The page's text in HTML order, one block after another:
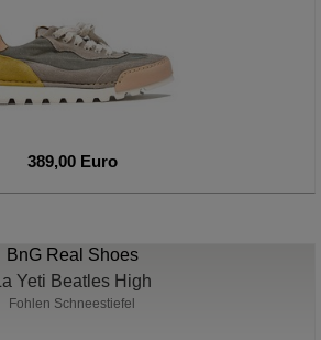
389,00 Euro
BnG Real Shoes
La Yeti Beatles High
Fohlen Schneestiefel